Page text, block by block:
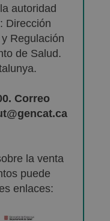
autoridad
Dirección
Regulación
de Salud.
Correo
la venta
puede
enlaces: